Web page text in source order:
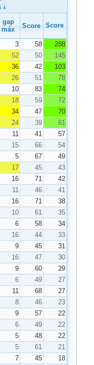
gap
máx
Score Score
3 58
288
52 50
145
36 42
103
26 51
78
10 83
74
18 59
72
34 47
70
24 39
61
11 41
57
15 66
54
5 67
49
17 45
43
16 71
42
11 46
41
16 71
38
10 61
35
6 58
34
16 44
33
9 45
31
16 47
30
9 60
29
6 49
27
11 68
27
8 46
23
9 57
22
6 49
22
5 48
22
5 61
21
7 45
18